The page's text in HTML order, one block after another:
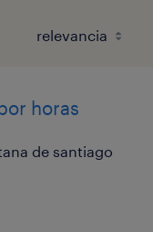
horas
de santiago